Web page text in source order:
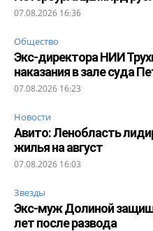
07.08.2026 16:36
Общество
Экс-директора НИИ
наказания в зале суда
07.08.2026 16:23
Новости
Авито: Ленобласть
жилья на август
07.08.2026 16:03
Звезды
Экс-муж Долиной
лет после развода